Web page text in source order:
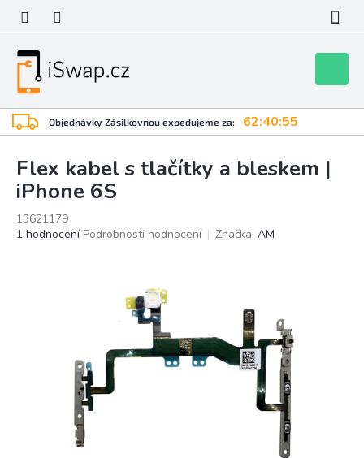
obsah
Objednávky Zásilkovnou expedujeme za: 62:40:55
košík
Flex kabel s tlačítky a bleskem |
iPhone 6S
13621179
Průměrné
1 hodnocení Podrobnosti hodnocení Značka: AM